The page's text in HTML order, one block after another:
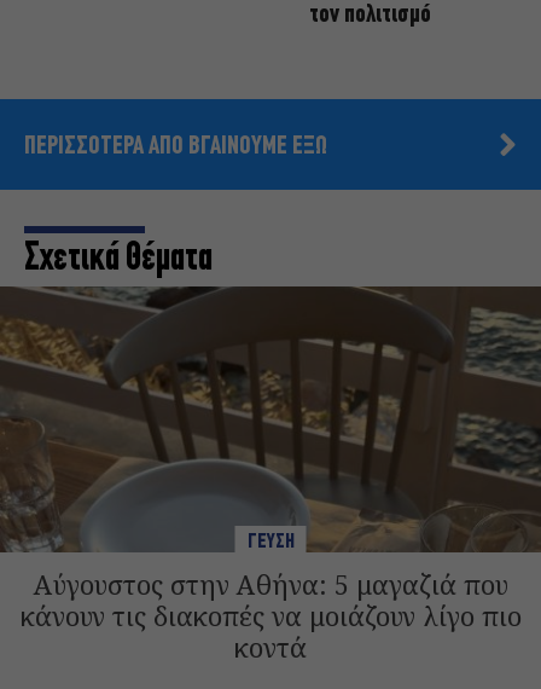
τον πολιτισμό
ΠΕΡΙΣΣΟΤΕΡΑ ΑΠΟ ΒΓΑΙΝΟΥΜΕ ΕΞΩ
Σχετικά Θέματα
ΓΕΥΣΗ
Αύγουστος στην Αθήνα: 5 μαγαζιά που
κάνουν τις διακοπές να μοιάζουν λίγο πιο
κοντά